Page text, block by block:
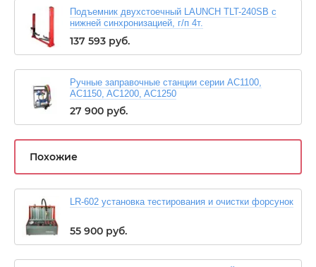
Подъемник двухстоечный LAUNCH TLT-240SB с
нижней синхронизацией, г/п 4т.
137 593руб.
Ручные заправочные станции серии AC1100,
AC1150, AC1200, AC1250
27 900руб.
Похожие
LR-602 установка тестирования и очистки форсунок
55 900руб.